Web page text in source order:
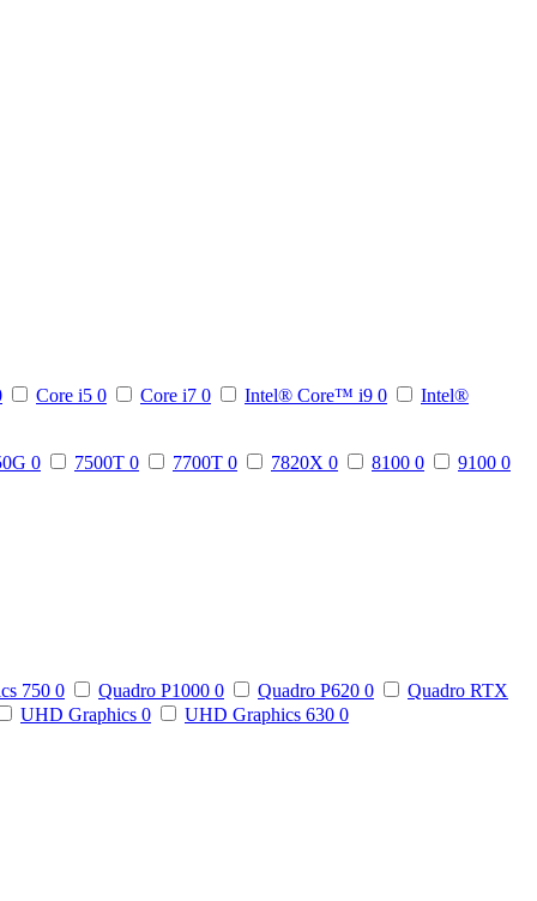
Core i5 0 Core i7 0 Intel® Core™ i9 0 Intel®
0 7500T 0 7700T 0 7820X 0 8100 0 9100 0
750 0 Quadro P1000 0 Quadro P620 0
Quadro RTX
UHD Graphics 0 UHD Graphics 630 0